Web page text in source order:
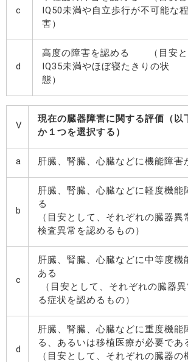
c
IQ50未満や自立歩行が不可能な
害）
d
高度の障害を認める （目安と
IQ35未満やほぼ寝たきりの状
態）
V
現在の臓器障害に関する評価（以
か１つを選択する）
a 肝臓、腎臓、心臓などに機能障害
b
肝臓、腎臓、心臓などに軽度機能
る
（目安として、それぞれの臓器異
検査異常を認めるもの）
c
肝臓、腎臓、心臓などに中等度機
ある
（目安として、それぞれの臓器異
る症状を認めるもの）
d
肝臓、腎臓、心臓などに重度機能
る、あるいは移植医療が必要で
（目安として、それぞれの臓器の